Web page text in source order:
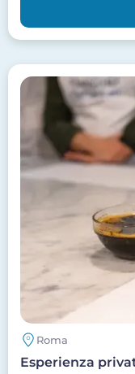
Image
Roma
Esperienza